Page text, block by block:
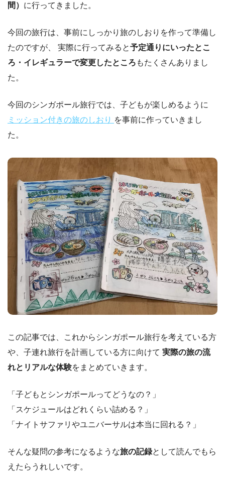
間） に行ってきました。
今回の旅行は、事前にしっかり旅のしおりを作って準備し
たのですが、 実際に行ってみると予定通りにいったとこ
ろ・イレギュラーで変更したところ もたくさんありまし
た。
今回のシンガポール旅行では、子どもが楽しめるように
ミッション付きの旅のしおり を事前に作っていきまし
た。
この記事では、これからシンガポール旅行を考えている方
や、子連れ旅行を計画している方に向けて 実際の旅の流
れとリアルな体験をまとめていきます。
「子どもとシンガポールってどうなの？」
「スケジュールはどれくらい詰める？」
「ナイトサファリやユニバーサルは本当に回れる？」
そんな疑問の参考になるような旅の記録として読んでもら
えたらうれしいです。